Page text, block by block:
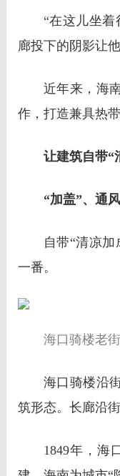
“在这儿坐
廊投下的阴影让
近年来，海
作，打造兼具热
让建筑自带“
“加盖”、通
自带“清凉
一番。
海口骑楼老
海口骑楼沿
筑形态。长廊沿
1849年，海